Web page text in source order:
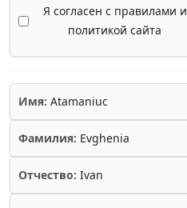
Я согласен с правилами и
политикой сайта
Имя: Atamaniuc
Фамилия: Evghenia
Отчество: Ivan